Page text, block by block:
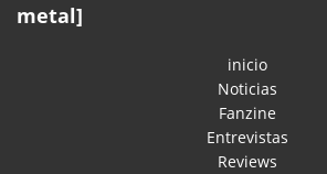
metal]
inicio
Noticias
Fanzine
Entrevistas
Reviews